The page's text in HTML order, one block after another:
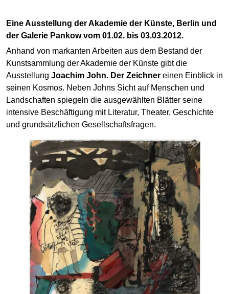
Eine Ausstellung der Akademie der Künste, Berlin und
der Galerie Pankow vom 01.02. bis 03.03.2012.
Anhand von markanten Arbeiten aus dem Bestand der
Kunst­sammlung der Akademie der Künste gibt die
Ausstellung Joachim John. Der Zeichner einen Einblick in
seinen Kosmos. Neben Johns Sicht auf Menschen und
Land­schaften spiegeln die ausgewählten Blätter seine
intensive Beschäfti­gung mit Literatur, Theater, Geschichte
und grund­sätzlichen Gesellschafts­fragen.